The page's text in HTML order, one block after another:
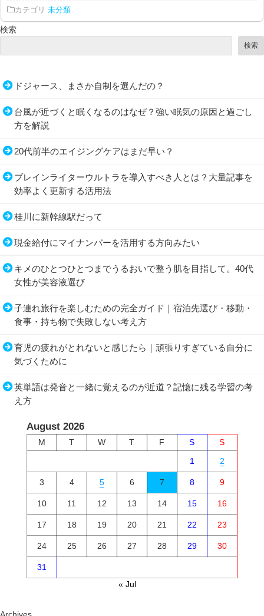
カテゴリ 未分類
検索
検索
ドジャース、まさか自制を選んだの？
台風が近づくと眠くなるのはなぜ？強い眠気の原因と過ごし
方を解説
20代前半のエイジングケアはまだ早い？
ブレインライターウルトラを導入すべき人とは？大量記事を
効率よく更新する活用法
桂川に新幹線駅だって
現金給付にマイナンバーを活用する方向みたい
キメのひとつひとつまでうるおいで整う肌を目指して。40代
女性が美容液選び
子連れ旅行を楽しむための完全ガイド｜宿泊先選び・移動・
食事・持ち物で失敗しない考え方
育児の疲れがとれないと感じたら｜頑張りすぎている自分に
気づくために
英単語は発音と一緒に覚えるのが近道？記憶に残る学習の考
え方
August 2026
M T W T F S
S
1
2
3 4 5 6 7 8 9
10 11 12 13 14 15 16
17 18 19 20 21 22 23
24 25 26 27 28 29 30
31
« Jul
Archives